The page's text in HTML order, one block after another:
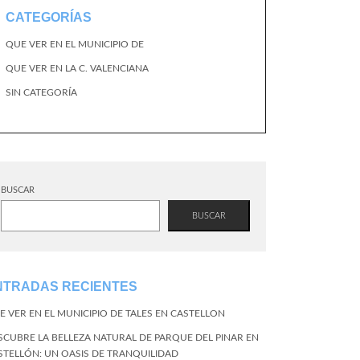
CATEGORÍAS
QUE VER EN EL MUNICIPIO DE
QUE VER EN LA C. VALENCIANA
SIN CATEGORÍA
BUSCAR
BUSCAR
RECIENTES
VER EN EL MUNICIPIO DE TALES EN CASTELLON
LA BELLEZA NATURAL DE PARQUE DEL PINAR EN
UN OASIS DE TRANQUILIDAD